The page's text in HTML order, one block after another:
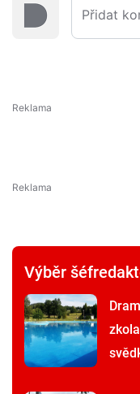
Výběr